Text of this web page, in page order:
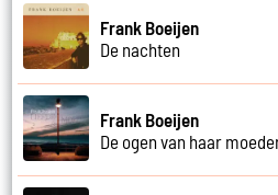
Frank Boeijen
De nachten
Frank Boeijen
De ogen van haar